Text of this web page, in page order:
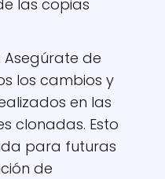
las copias
Asegúrate de
los cambios y
en las
clonadas. Esto
para futuras
de